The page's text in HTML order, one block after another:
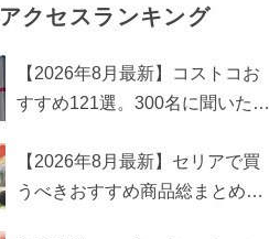
アクセスランキング
【2026年8月最新】コストコお
すすめ121選。300名に聞いた買
め商品も
【2026年8月最新】セリアで買
うべきおすすめ商品総まとめ。